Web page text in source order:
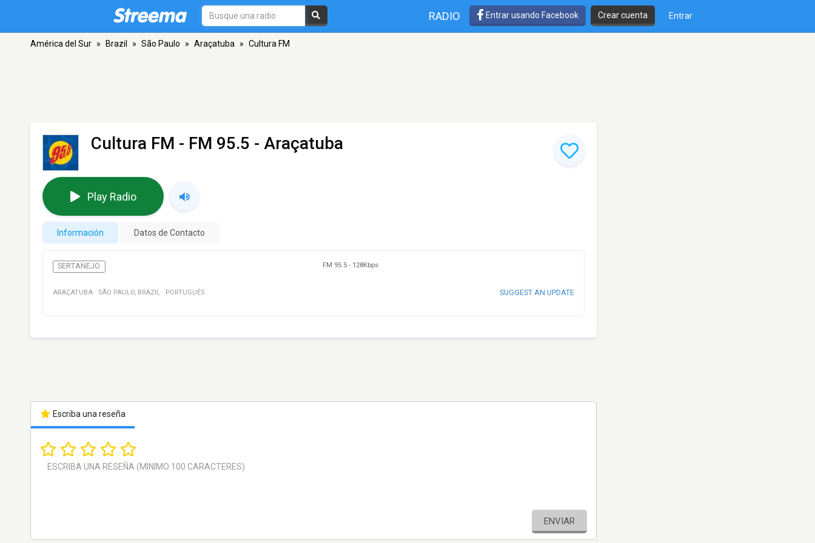
RADIO Entrar usando Facebook Crear cuenta Entrar
América del Sur » Brazil » São Paulo » Araçatuba » Cultura FM
Cultura FM - FM 95.5 - Araçatuba
Play Radio
Información Datos de Contacto
SERTANEJO FM 95.5 - 128Kbps
ARAÇATUBA · SÃO PAULO, BRAZIL · PORTUGUÉS SUGGEST AN UPDATE
Escriba una reseña
ENVIAR